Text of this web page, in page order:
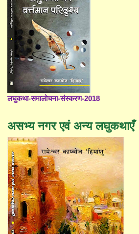
लघुकथा-समालोचना-संस्करण-2018
असभ्य नगर एवं अन्य लघुकथाएँ